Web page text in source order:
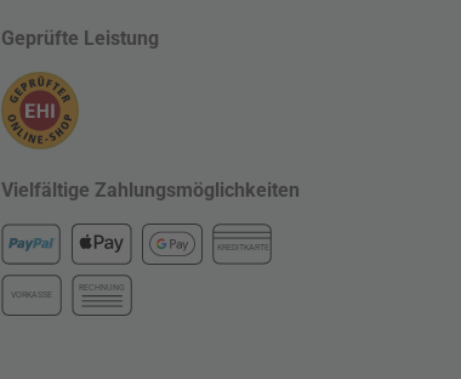
Geprüfte Leistung
Vielfältige Zahlungsmöglichkeiten
KREDITKARTE
VORKASSE
RECHNUNG